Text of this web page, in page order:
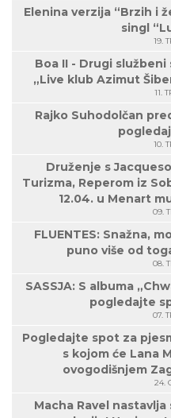
Elenina verzija “Brzih i
singl
19.
Boa II - Drugi
„Live klub Azimut
11.
Rajko Suhodolčan
10.
Druženje s
Turizma, Reperom iz
12.04. u Menart
09.
FLUENTES: Snažna,
puno više od
08.
SASSJA: S albuma
pogledajte
07.
Pogledajte spot za
s kojom će Lana
ovogodišnjem
24.
Macha Ravel